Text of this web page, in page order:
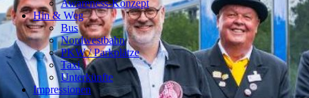
Awareness-Konzept
Hin & Weg
Bus
Nordwestbahn
PKW / Parkplätze
Taxi
Unterkünfte
Impressionen